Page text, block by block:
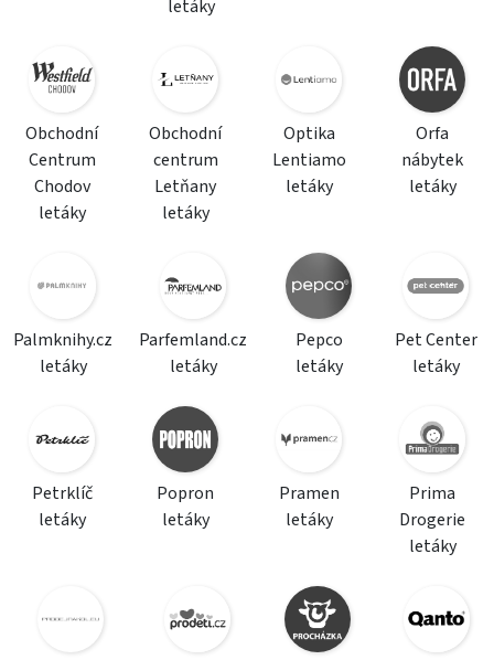
letáky
Obchodní
Centrum
Chodov
letáky
Obchodní
centrum
Letňany
letáky
Optika
Lentiamo
letáky
Orfa
nábytek
letáky
Palmknihy.cz
letáky
Parfemland.cz
letáky
Pepco
letáky
Pet Center
letáky
Petrklíč
letáky
Popron
letáky
Pramen
letáky
Prima
Drogerie
letáky